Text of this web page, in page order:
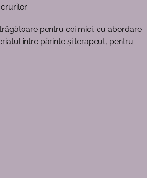
pentru cei mici, cu abordare
între părinte și terapeut, pentru